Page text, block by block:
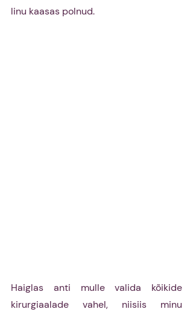
linu kaasas polnud.
Haiglas anti mulle valida kõikide
kirurgiaalade vahel, niisiis minu